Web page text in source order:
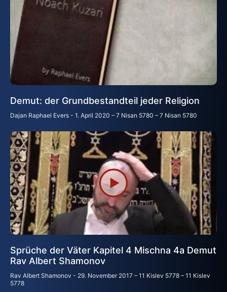
Demut: der Grundbestandteil jeder Religion
Dajan Raphael Evers 1. April 2020 – 7 Nisan 5780 – 7 Nisan 5780
Sprüche der Väter Kapitel 4 Mischna 4a Demut
Rav Albert Shamonov
Rav Albert Shamonov
29. November 2017 – 11 Kislev 5778 – 11 Kislev
5778